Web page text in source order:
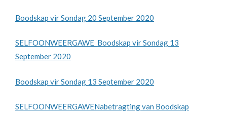
Boodskap vir Sondag 20 September 2020
SELFOONWEERGAWE_Boodskap vir Sondag 13
September 2020
Boodskap vir Sondag 13 September 2020
SELFOONWEERGAWENabetragting van Boodskap